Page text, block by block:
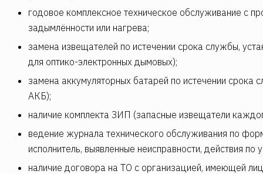
годовое комплексное техническое обслуживание с
задымлённости или нагрева;
замена извещателей по истечении срока службы,
для оптико-электронных дымовых);
замена аккумуляторных батарей по истечении срока
АКБ);
наличие комплекта ЗИП (запасные извещатели
ведение журнала технического обслуживания по
исполнитель, выявленные неисправности, действия
наличие договора на ТО с организацией, имеющей